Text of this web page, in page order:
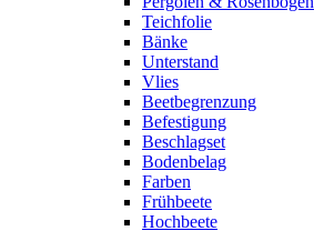
Teichfolie
Bänke
Unterstand
Vlies
Beetbegrenzung
Befestigung
Beschlagset
Bodenbelag
Farben
Frühbeete
Hochbeete